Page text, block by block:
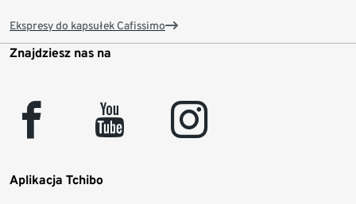
Ekspresy do kapsułek Cafissimo
Znajdziesz nas na
facebook youtube instagram
Aplikacja Tchibo